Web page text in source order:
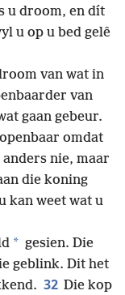
u droom, en dít
u op u bed gelê
van wat in
van
gaan gebeur.
omdat
nie, maar
die koning
kan weet wat u
* gesien. Die
geblink. Dit het
32 Die kop